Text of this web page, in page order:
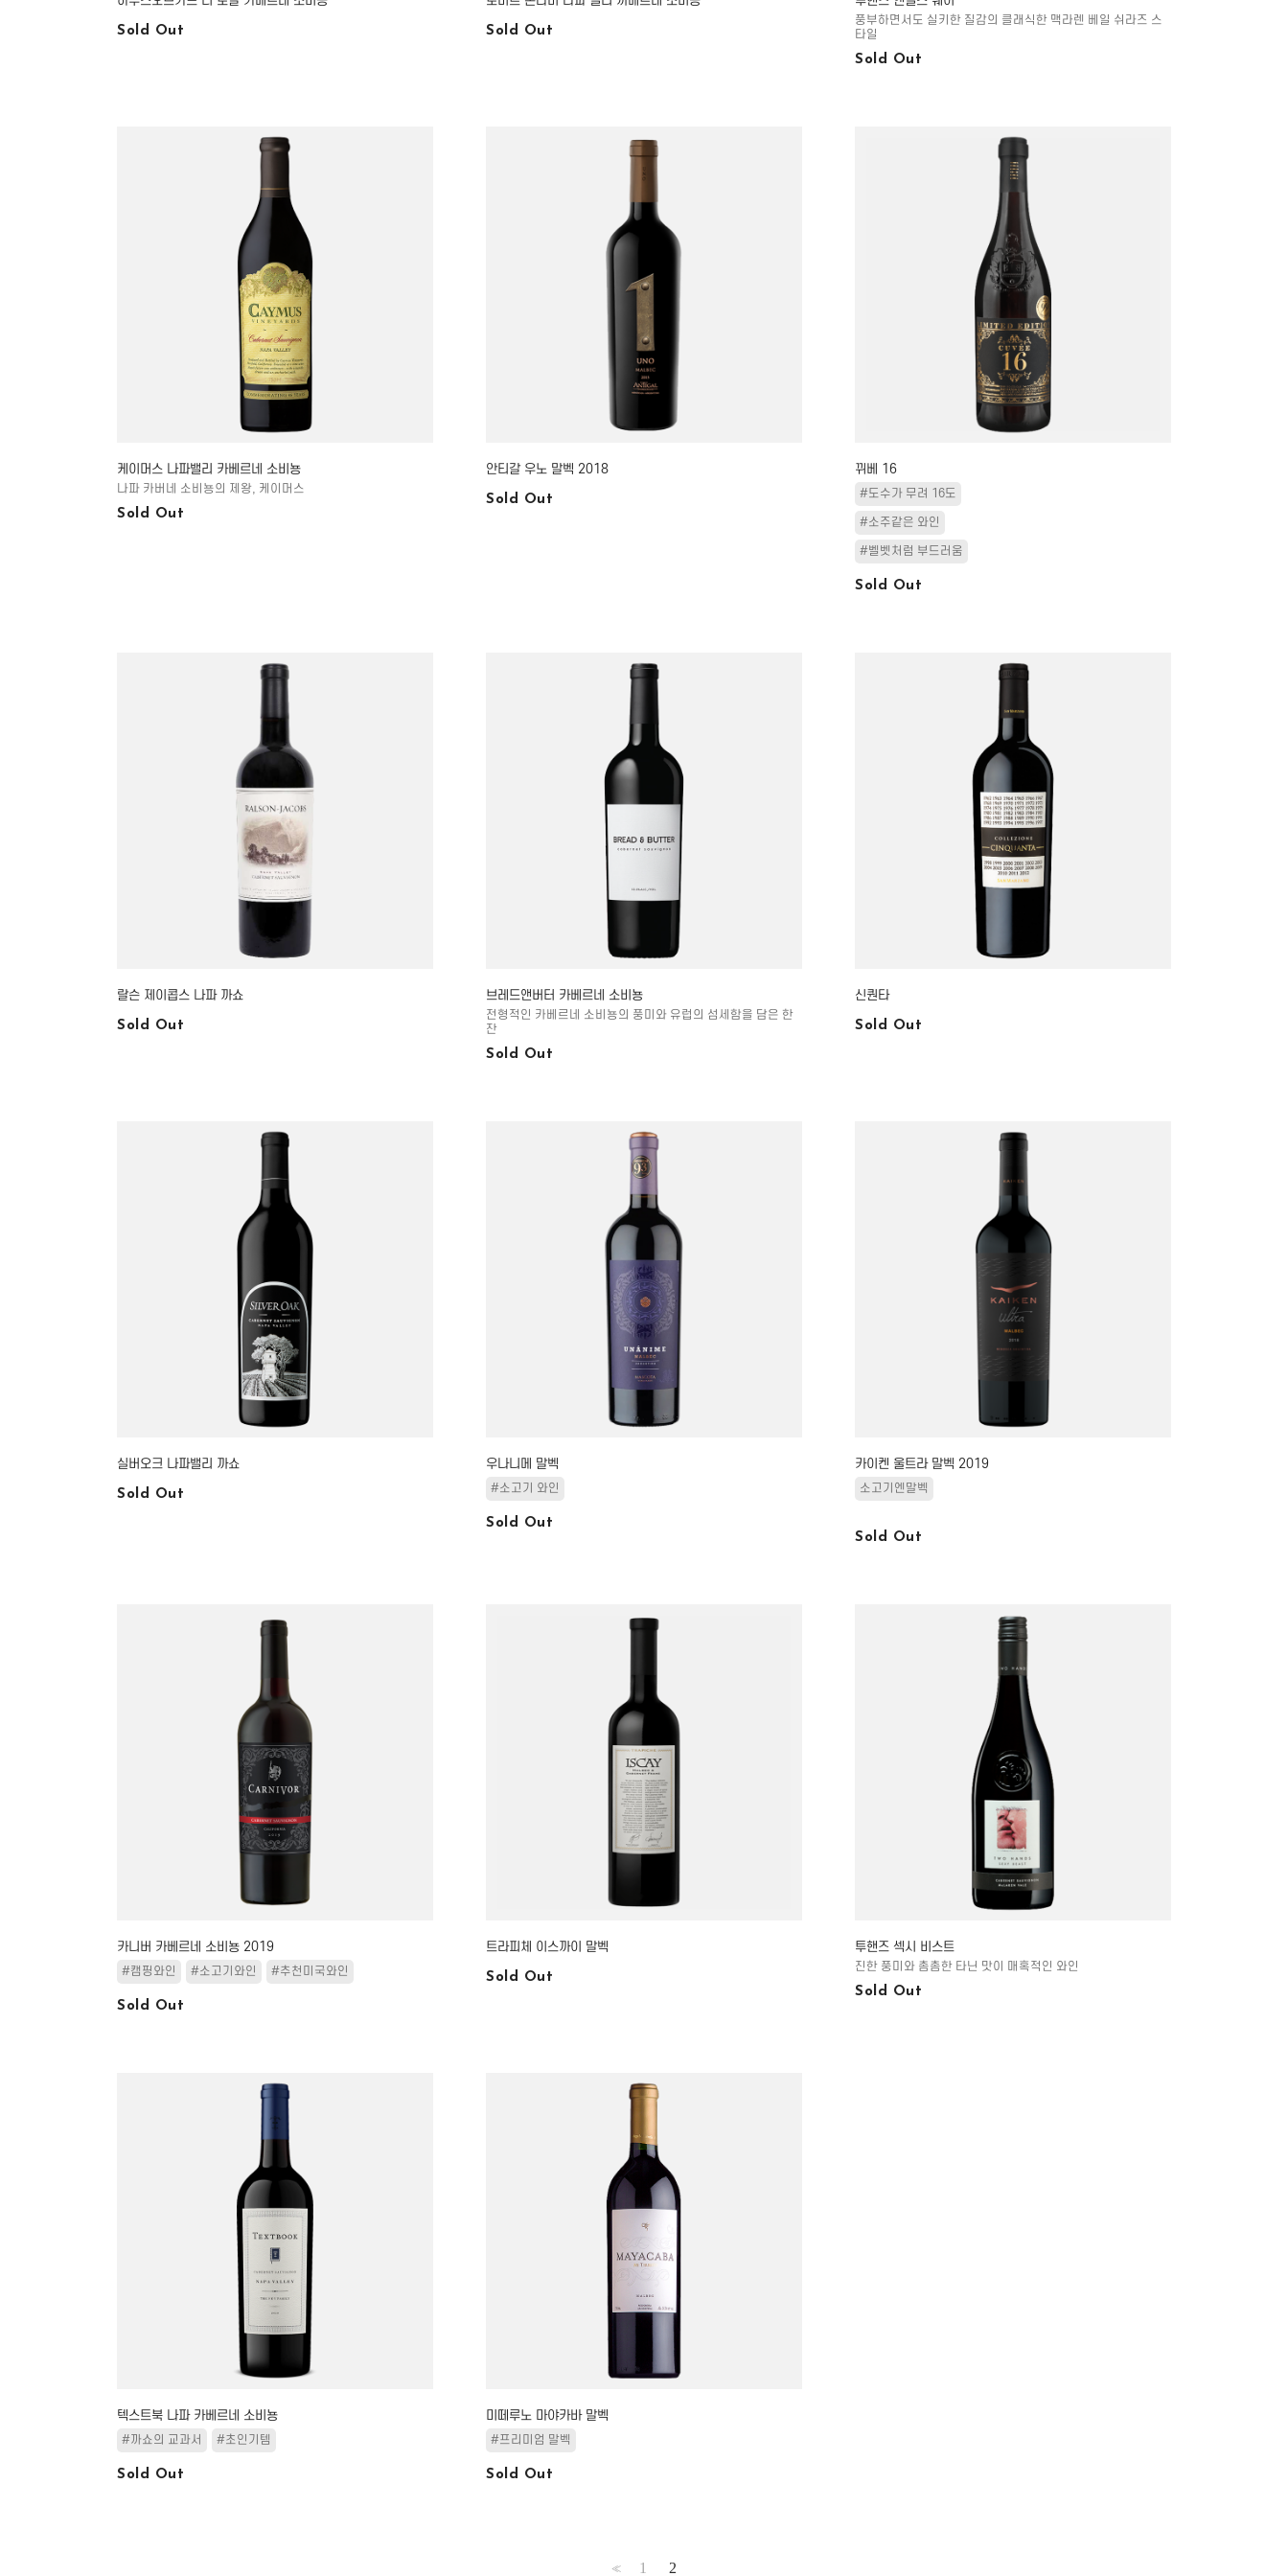
Sold Out Sold Out
풍부하면서도 실키한 질감의 클래식한 맥라렌 베일 쉬라즈 스
타일
Sold Out
케이머스 나파밸리 카베르네 소비뇽
나파 카버네 소비뇽의 제왕, 케이머스
Sold Out
안티갈 우노 말벡 2018
Sold Out
뀌베 16
#도수가 무려 16도
#소주같은 와인
#벨벳처럼 부드러움
Sold Out
랄슨 제이콥스 나파 까쇼
Sold Out
브레드앤버터 카베르네 소비뇽
전형적인 카베르네 소비뇽의 풍미와 유럽의 섬세함을 담은 한
잔
Sold Out
신퀀타
Sold Out
실버오크 나파밸리 까쇼
Sold Out
우나니메 말벡
#소고기 와인
Sold Out
카이켄 울트라 말벡 2019
소고기엔말벡
Sold Out
카니버 카베르네 소비뇽 2019
#캠핑와인 #소고기와인 #추천미국와인
Sold Out
트라피체 이스까이 말벡
Sold Out
투핸즈 섹시 비스트
진한 풍미와 촘촘한 타닌 맛이 매혹적인 와인
Sold Out
텍스트북 나파 카베르네 소비뇽
#까쇼의 교과서 #초인기템
Sold Out
미떼루노 마야카바 말벡
#프리미엄 말벡
Sold Out
<< 1 2